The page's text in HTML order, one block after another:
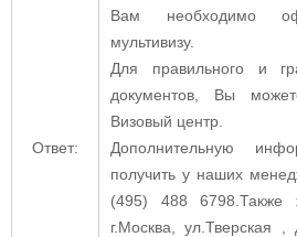
Ответ:
Вам необходимо
мультивизу.
Для правильного и
документов, Вы
Визовый центр.
Дополнительную
получить у наших
(495) 488
г.Москва,